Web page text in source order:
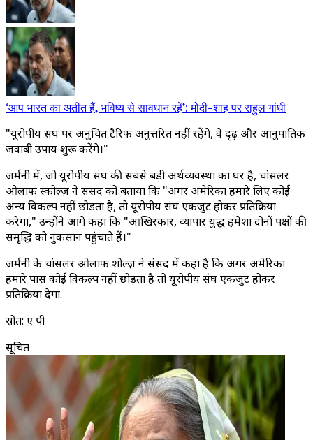
‘आप भारत का अतीत हैं, भविष्य से सावधान रहें’: मोदी-शाह पर राहुल गांधी
"यूरोपीय संघ पर अनुचित टैरिफ अनुत्तरित नहीं रहेंगे, वे दृढ़ और आनुपातिक
जवाबी उपाय शुरू करेंगे।"
जर्मनी में, जो यूरोपीय संघ की सबसे बड़ी अर्थव्यवस्था का घर है, चांसलर
ओलाफ स्कोल्ज़ ने संसद को बताया कि "अगर अमेरिका हमारे लिए कोई
अन्य विकल्प नहीं छोड़ता है, तो यूरोपीय संघ एकजुट होकर प्रतिक्रिया
करेगा," उन्होंने आगे कहा कि "आखिरकार, व्यापार युद्ध हमेशा दोनों पक्षों की
समृद्धि को नुकसान पहुंचाते हैं।"
जर्मनी के चांसलर ओलाफ शोल्ज़ ने संसद में कहा है कि अगर अमेरिका
हमारे पास कोई विकल्प नहीं छोड़ता है तो यूरोपीय संघ एकजुट होकर
प्रतिक्रिया देगा.
स्रोत: ए पी
सूचित